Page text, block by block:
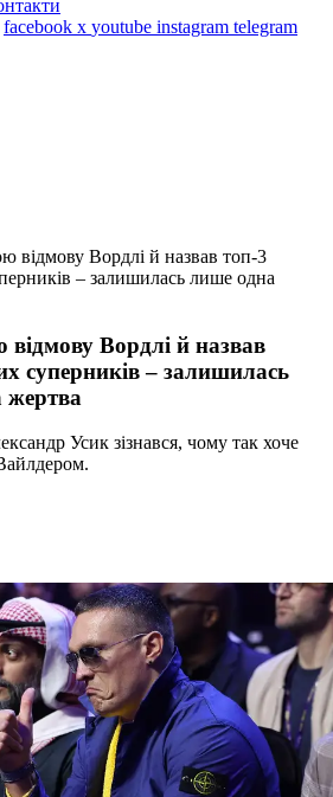
facebook x youtube instagram telegram
відмову Вордлі й назвав топ-3
– залишилась лише одна
Вордлі й назвав
суперників – залишилась
Усик зізнався, чому так хоче